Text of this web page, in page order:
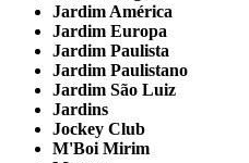
Jardim América
Jardim Europa
Jardim Paulista
Jardim Paulistano
Jardim São Luiz
Jardins
Jockey Club
M'Boi Mirim